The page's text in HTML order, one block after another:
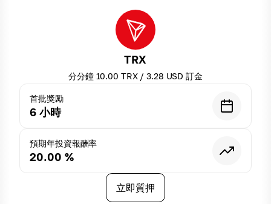
TRX
分分鐘 10.00 TRX/3.28 USD 訂金
首批獎勵
6 小時
預期年投資報酬率
20.00 %
立即質押